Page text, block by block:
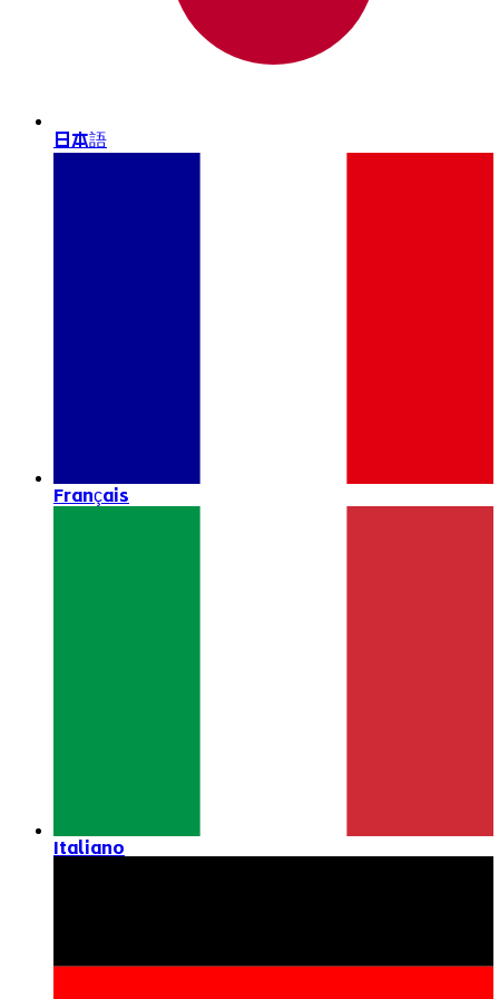
日本語
Français
Italiano